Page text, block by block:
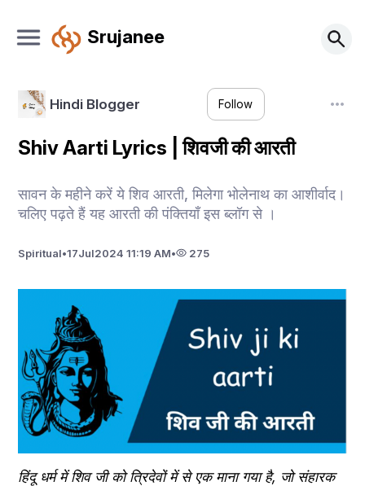
Srujanee
Hindi Blogger Follow
Shiv Aarti Lyrics | शिवजी की आरती
सावन के महीने करें ये शिव आरती, मिलेगा भोलेनाथ का आशीर्वाद।
चलिए पढ़ते हैं यह आरती की पंक्तियाँ इस ब्लॉग से ।
Spiritual•17Jul2024 11:19 AM• 275
हिंदू धर्म में शिव जी को त्रिदेवों में से एक माना गया है, जो संहारक